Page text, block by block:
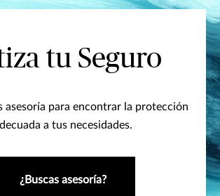
tu Seguro
asesoría para encontrar la protección
a tus necesidades.
¿Buscas asesoría?